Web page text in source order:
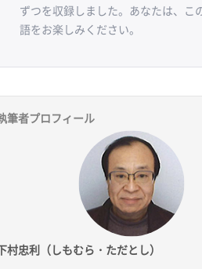
ずつを収録しました。あなたは、
語をお楽しみください。
筆者プロフィール
村忠利（しもむら・ただとし）